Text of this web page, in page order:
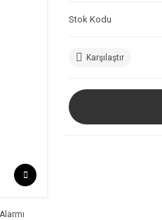
Stok Kodu
Karşılaştır